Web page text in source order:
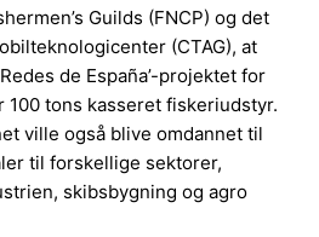
Guilds (FNCP) og det
(CTAG), at
de España’-projektet for
100 tons kasseret fiskeriudstyr.
ville også blive omdannet til
til forskellige sektorer,
skibsbygning og agro